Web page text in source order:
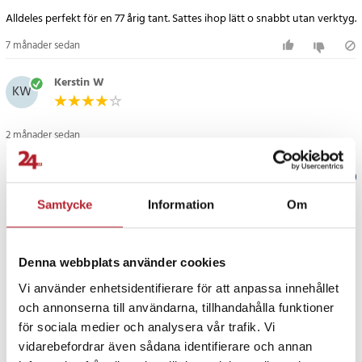
Samtycke Information Om
Denna webbplats använder cookies
Vi använder enhetsidentifierare för att anpassa innehållet
och annonserna till användarna, tillhandahålla funktioner
för sociala medier och analysera vår trafik. Vi
vidarebefordrar även sådana identifierare och annan
Specifikation
- Mått: 30 x 92 x 34 cm
- Kapacitet: 8–10 par skor
- Färg: Svart
Artikelnummer
Alldeles perfekt för en 77 årig tant. Sattes ihop lätt o snabbt utan verktyg.
7 månader sedan
KW Kerstin W
2 månader sedan
UTFÖRSÄLJNING